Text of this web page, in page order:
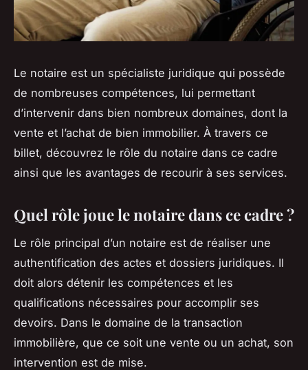
Le notaire est un spécialiste juridique qui possède
de nombreuses compétences, lui permettant
d’intervenir dans bien nombreux domaines, dont la
vente et l’achat de bien immobilier. À travers ce
billet, découvrez le rôle du notaire dans ce cadre
ainsi que les avantages de recourir à ses services.
Quel rôle joue le notaire dans ce cadre ?
Le rôle principal d’un notaire est de réaliser une
authentification des actes et dossiers juridiques. Il
doit alors détenir les compétences et les
qualifications nécessaires pour accomplir ses
devoirs. Dans le domaine de la transaction
immobilière, que ce soit une vente ou un achat, son
intervention est de mise.